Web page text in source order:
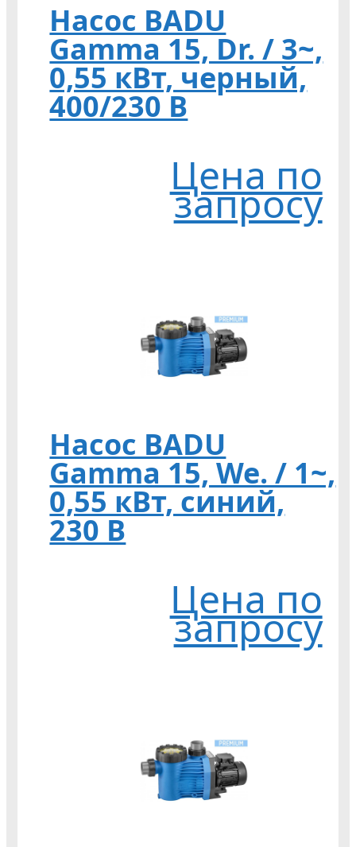
Насос BADU
Gamma 15, Dr. / 3~,
0,55 кВт, черный,
400/230 В
Цена по
запросу
Насос BADU
Gamma 15, We. / 1~,
0,55 кВт, синий,
230 В
Цена по
запросу